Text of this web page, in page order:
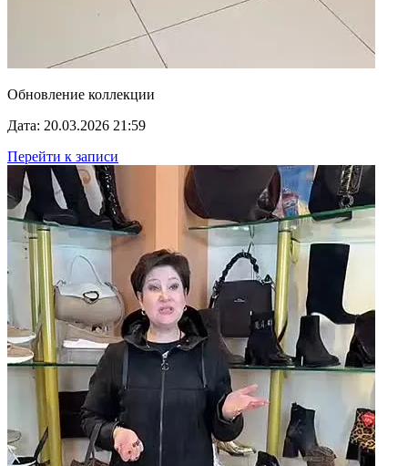
Обновление коллекции
Дата: 20.03.2026 21:59
Перейти к записи